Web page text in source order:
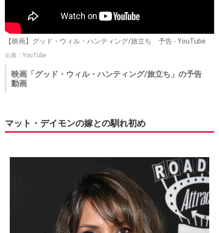
【映画】グッド・ウィル・ハンティング/旅立ち 予告 - YouTube
出典：YouTube
映画「グッド・ウィル・ハンティング/旅立ち」の予告
動画
マット・デイモンの嫁との馴れ初め